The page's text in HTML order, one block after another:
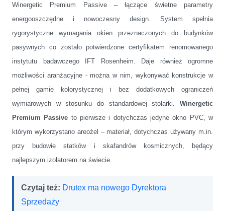
Winergetic Premium Passive – łączące świetne parametry
energooszczędne i nowoczesny design. System spełnia
rygorystyczne wymagania okien przeznaczonych do budynków
pasywnych co zostało potwierdzone certyfikatem renomowanego
instytutu badawczego IFT Rosenheim. Daje również ogromne
możliwości aranżacyjne - można w nim, wykonywać konstrukcje w
pełnej gamie kolorystycznej i bez dodatkowych ograniczeń
wymiarowych w stosunku do standardowej stolarki. Winergetic
Premium Passive to pierwsze i dotychczas jedyne okno PVC, w
którym wykorzystano areożel – materiał, dotychczas używany m.in.
przy budowie statków i skafandrów kosmicznych, będący
najlepszym izolatorem na świecie.
Czytaj też: Drutex ma nowego Dyrektora
Sprzedaży